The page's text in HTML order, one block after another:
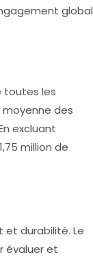
global
toutes les
moyenne des
excluant
million de
et durabilité. Le
évaluer et